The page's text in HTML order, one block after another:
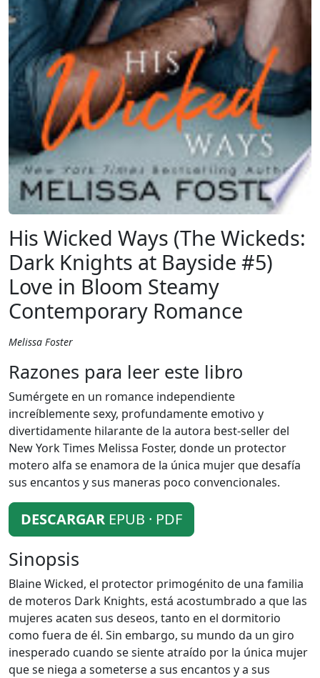
His Wicked Ways (The Wickeds:
Dark Knights at Bayside #5)
Love in Bloom Steamy
Contemporary Romance
Melissa Foster
Razones para leer este libro
Sumérgete en un romance independiente
increíblemente sexy, profundamente emotivo y
divertidamente hilarante de la autora best-seller del
New York Times Melissa Foster, donde un protector
motero alfa se enamora de la única mujer que desafía
sus encantos y sus maneras poco convencionales.
DESCARGAR EPUB · PDF
Sinopsis
Blaine Wicked, el protector primogénito de una familia
de moteros Dark Knights, está acostumbrado a que las
mujeres acaten sus deseos, tanto en el dormitorio
como fuera de él. Sin embargo, su mundo da un giro
inesperado cuando se siente atraído por la única mujer
que se niega a someterse a sus encantos y a sus